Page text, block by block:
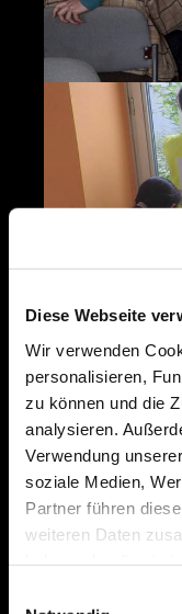
Diese Webseite
Wir verwenden
personalisieren,
zu können und die
analysieren.
Verwendung
soziale Medien,
Partner führen
weiteren Daten